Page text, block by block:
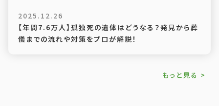
2025.12.26
【年間7.6万人】孤独死の遺体はどうなる？発見から葬
儀までの流れや対策をプロが解説！
もっと見る >